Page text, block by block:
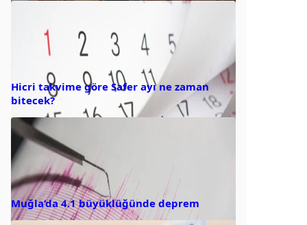
Hicri takvime göre Safer ayı ne zaman
bitecek?
Muğla’da 4.1 büyüklüğünde deprem